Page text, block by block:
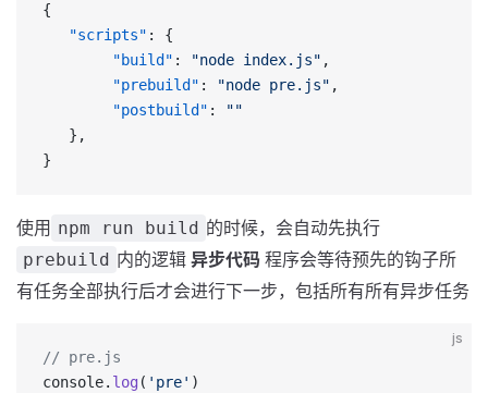
{
   "scripts"
: {
        "build"
: "node index.js" ,
        "prebuild"
: "node pre.js" ,
        "postbuild"
:
""
   },
}
使用 npm run build 的时候，会自动先执行
prebuild 内的逻辑 异步代码 程序会等待预先的钩子所
有任务全部执行后才会进行下一步，包括所有所有异步任务
js
// pre.js
console. log ( 'pre' )